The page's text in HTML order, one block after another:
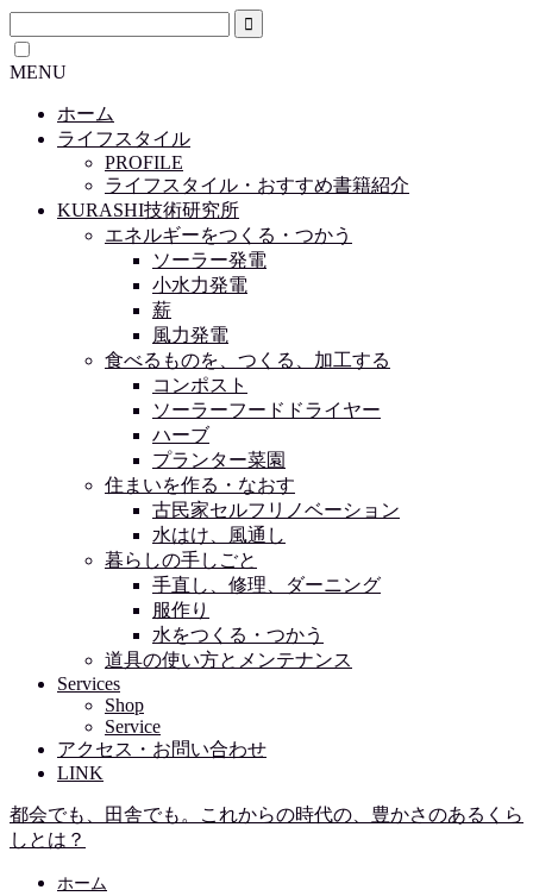
MENU
ホーム
ライフスタイル
PROFILE
ライフスタイル・おすすめ書籍紹介
KURASHI技術研究所
エネルギーをつくる・つかう
ソーラー発電
小水力発電
薪
風力発電
食べるものを、つくる、加工する
コンポスト
ソーラーフードドライヤー
ハーブ
プランター菜園
住まいを作る・なおす
古民家セルフリノベーション
水はけ、風通し
暮らしの手しごと
手直し、修理、ダーニング
服作り
水をつくる・つかう
道具の使い方とメンテナンス
Services
Shop
Service
アクセス・お問い合わせ
LINK
都会でも、田舎でも。これからの時代の、豊かさのあるくら
しとは？
ホーム